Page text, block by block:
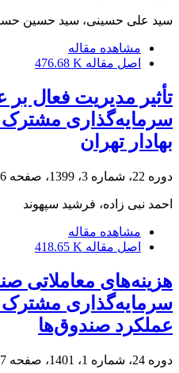
سید علی حسینی، سید حسین
مشاهده مقاله
اصل مقاله 476.68 K
تأثیر مدیریت فعال
سرمایه‌گذاری
بهادار تهران
دوره 22، شماره 3، 1399، صفحه
احمد نبی زاده، فرشید سپهوند
مشاهده مقاله
اصل مقاله 418.65 K
هزینه‌های معاملاتی
سرمایه‌گذاری مشترک
عملکرد صندوق‌ها
دوره 24، شماره 1، 1401، صفحه